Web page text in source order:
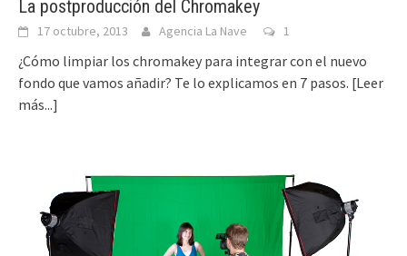
La postproducción del Chromakey
17 octubre, 2013 Agencia La Nave 1
¿Cómo limpiar los chromakey para integrar con el nuevo
fondo que vamos añadir? Te lo explicamos en 7 pasos. [Leer
más...]